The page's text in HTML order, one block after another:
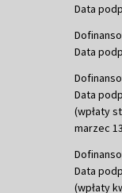
Data
Data
Data
(wpłaty
marzec
Data
(wpłaty